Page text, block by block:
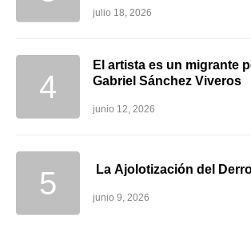
julio 18, 2026
El artista es un migrante
Gabriel Sánchez Viveros
junio 12, 2026
La Ajolotización del
junio 9, 2026